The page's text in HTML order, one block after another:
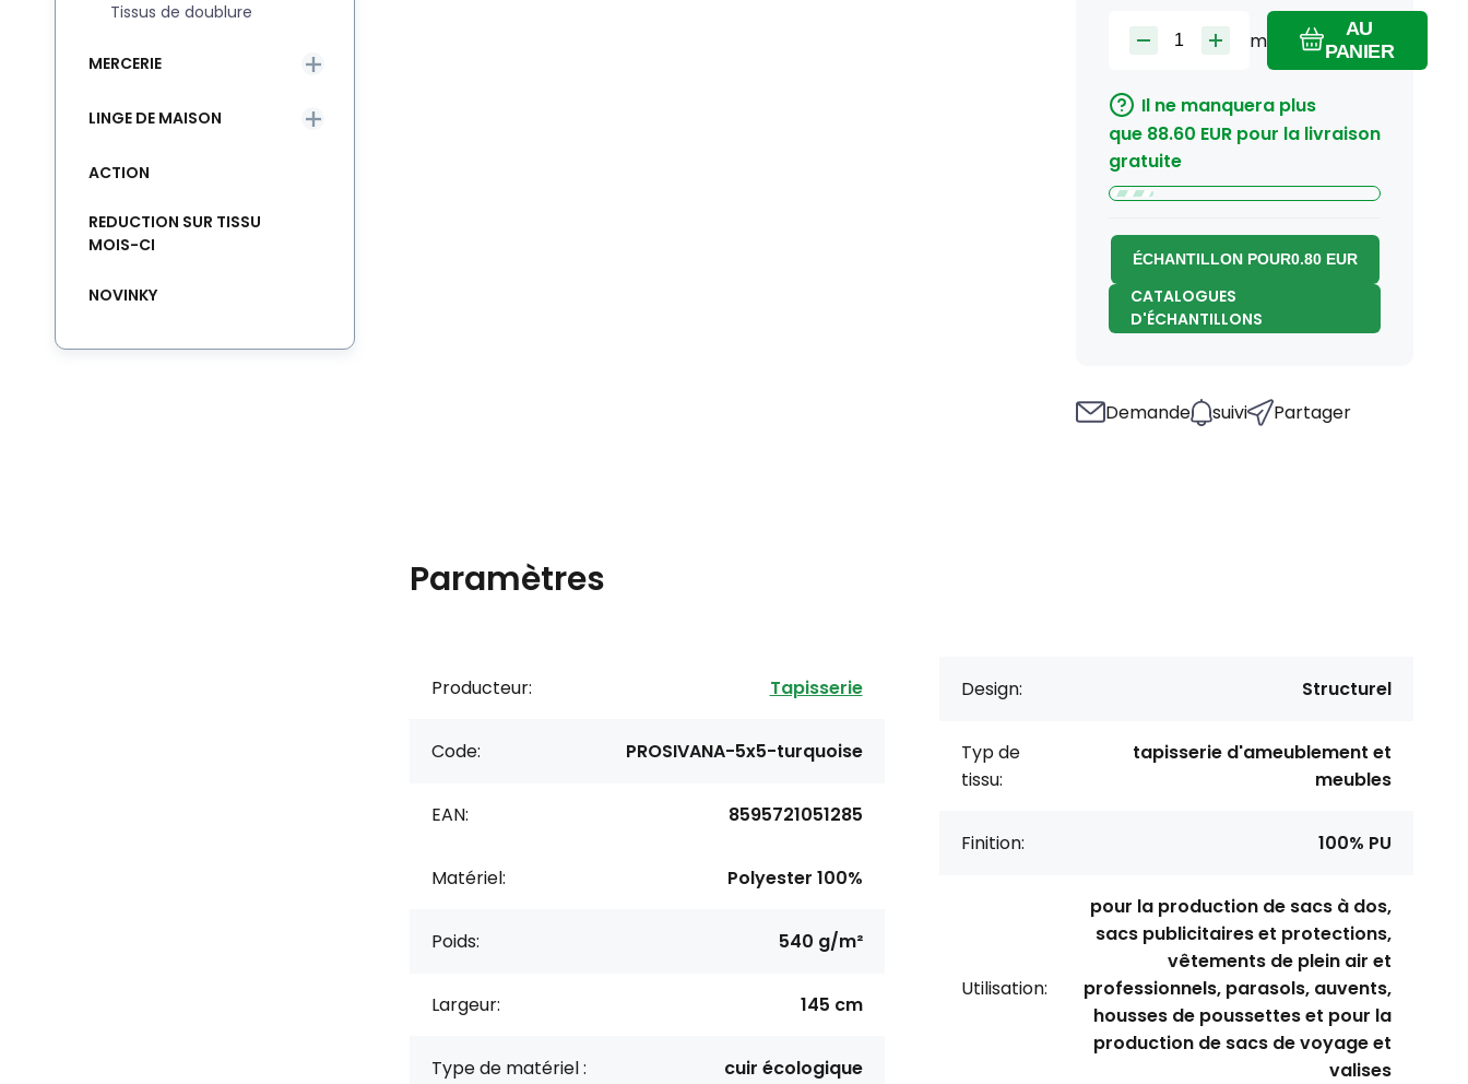
m
AU
PANIER
Il ne manquera plus
que 88.60 EUR pour la livraison
gratuite
ÉCHANTILLON POUR0.80 EUR
CATALOGUES
D'ÉCHANTILLONS
Demande suivi Partager
Paramètres
Producteur: Tapisserie
Code: PROSIVANA-5x5-turquoise
EAN: 8595721051285
Matériel: Polyester 100%
Poids: 540 g/m²
Largeur: 145 cm
Type de matériel : cuir écologique
Design: Structurel
Typ de
tissu:
tapisserie d'ameublement et
meubles
Finition: 100% PU
Utilisation:
pour la production de sacs à dos,
sacs publicitaires et protections,
vêtements de plein air et
professionnels, parasols, auvents,
housses de poussettes et pour la
production de sacs de voyage et
valises
Tissus de doublure
MERCERIE
LINGE DE MAISON
ACTION
REDUCTION SUR TISSU
MOIS-CI
NOVINKY